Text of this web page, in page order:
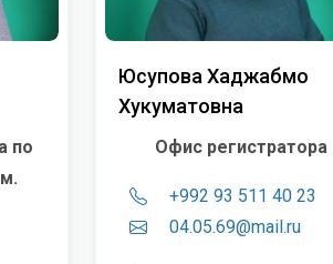
по
Юсупова Хаджабмо
Хукуматовна
Офис регистратора
+992 93 511 40 23
04.05.69@mail.ru